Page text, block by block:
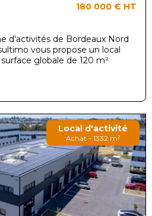
180 000 € HT
d'activités de Bordeaux Nord
vous propose un local
globale de 120 m²
Local d'activité
Achat - 1332 m²